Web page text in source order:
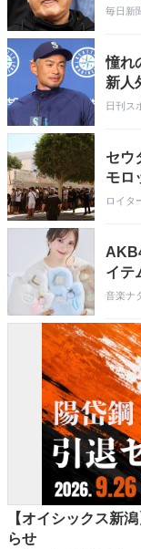
毎日新
憧れ
新人
日刊ス
セウ
モロ
ロイタ
イテ
音楽ナ
【オイシックス新
らせ